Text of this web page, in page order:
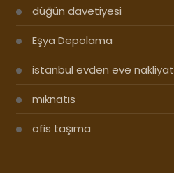
düğün davetiyesi
Eşya Depolama
istanbul evden eve nakliyat
mıknatıs
ofis taşıma